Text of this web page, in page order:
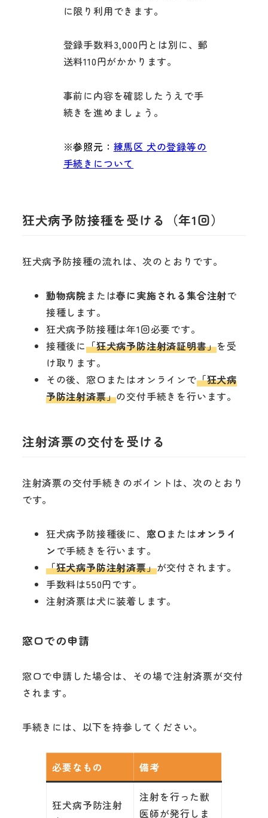
に限り利用できます。
登録手数料3,000円とは別に、郵
送料110円がかかります。
事前に内容を確認したうえで手
続きを進めましょう。
※参照元： 練馬区 犬の登録等の
手続きについて
狂犬病予防接種を受ける（年1回）
狂犬病予防接種の流れは、次のとおりです。
動物病院または春に実施される集合注射で
接種します。
狂犬病予防接種は年1回必要です。
接種後に「狂犬病予防注射済証明書」を受
け取ります。
その後、窓口またはオンラインで「狂犬病
予防注射済票」の交付手続きを行います。
注射済票の交付を受ける
注射済票の交付手続きのポイントは、次のとおり
です。
狂犬病予防接種後に、 窓口 またはオンライ
ンで手続きを行います。
「狂犬病予防注射済票」が交付されます。
手数料は550円です。
注射済票は犬に装着します。
窓口での申請
窓口で申請した場合は、その場で注射済票が交付
されます。
手続きには、以下を持参してください。
必要なもの 備考
狂犬病予防注射
注射を行った獣
医師が発行しま